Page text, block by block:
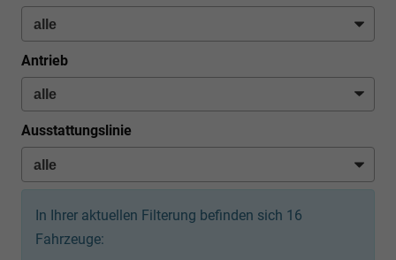
Antrieb
Ausstattungslinie
In Ihrer aktuellen Filterung befinden sich 16
Fahrzeuge: